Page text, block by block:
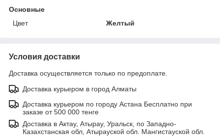
Основные
Цвет
Желтый
Условия доставки
Доставка осуществляется только по предоплате.
Доставка курьером в город Алматы
Доставка курьером по городу Астана Бесплатно при
заказе от 500 000 тенге
Доставка в Актау, Атырау, Уральск, по Западно-
Казахстанская обл, Атырауской обл. Мангистауской обл.